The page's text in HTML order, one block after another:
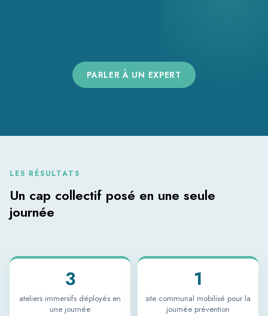
PARLER À UN EXPERT
LES RÉSULTATS
Un cap collectif posé en une seule
journée
3
ateliers immersifs déployés en
une journée
1
site communal mobilisé pour la
journée prévention